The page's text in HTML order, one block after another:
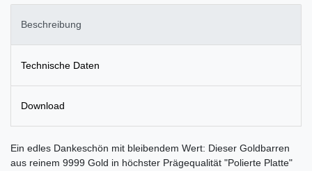
Beschreibung
Technische Daten
Download
Ein edles Dankeschön mit bleibendem Wert: Dieser Goldbarren
aus reinem 9999 Gold in höchster Prägequalität "Polierte Platte"